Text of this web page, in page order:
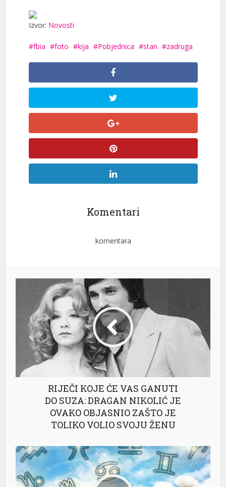
Izvor: Novosti
fbia foto kija Pobjednica stan zadruga
Komentari
komentara
RIJEČI KOJE ĆE VAS GANUTI
DO SUZA: DRAGAN NIKOLIĆ JE
OVAKO OBJASNIO ZAŠTO JE
TOLIKO VOLIO SVOJU ŽENU